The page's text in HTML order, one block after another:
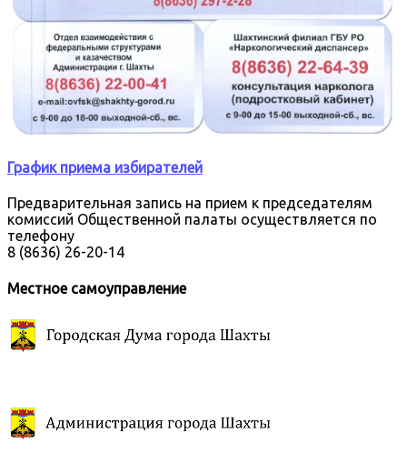
График приема избирателей
Предварительная запись на прием к председателям
комиссий Общественной палаты осуществляется по
телефону
8 (8636) 26-20-14
Местное самоуправление